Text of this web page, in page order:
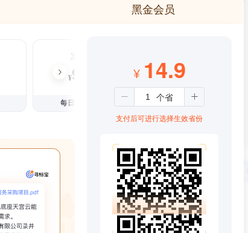
黑金会员
3个月
¥99
每日仅1.08元
¥ 14.9
支付后可进行选择生效省份